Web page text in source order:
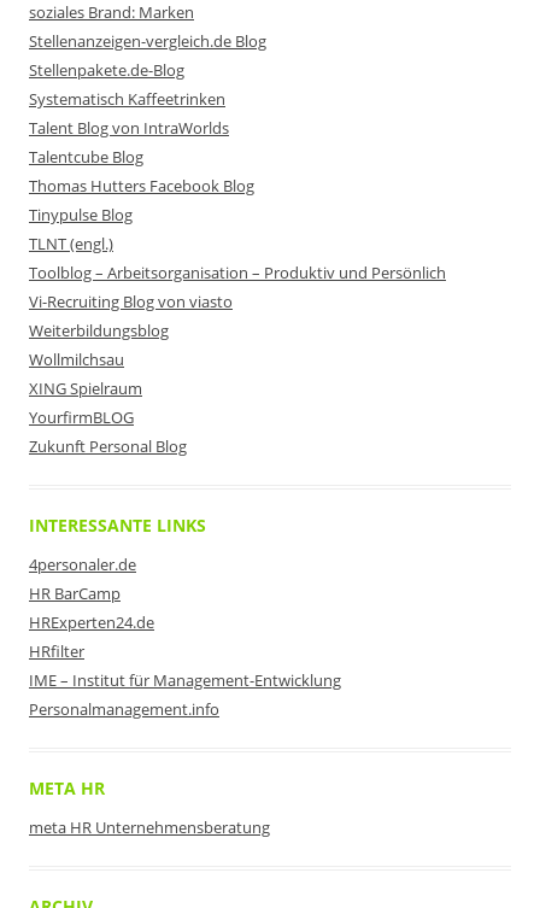
soziales Brand: Marken
Stellenanzeigen-vergleich.de Blog
Stellenpakete.de-Blog
Systematisch Kaffeetrinken
Talent Blog von IntraWorlds
Talentcube Blog
Thomas Hutters Facebook Blog
Tinypulse Blog
TLNT (engl.)
Toolblog – Arbeitsorganisation – Produktiv und Persönlich
Vi-Recruiting Blog von viasto
Weiterbildungsblog
Wollmilchsau
XING Spielraum
YourfirmBLOG
Zukunft Personal Blog
INTERESSANTE LINKS
4personaler.de
HR BarCamp
HRExperten24.de
HRfilter
IME – Institut für Management-Entwicklung
Personalmanagement.info
META HR
meta HR Unternehmensberatung